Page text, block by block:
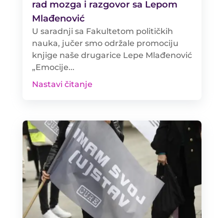
rad mozga i razgovor sa Lepom
Mlađenović
U saradnji sa Fakultetom političkih
nauka, jučer smo održale promociju
knjige naše drugarice Lepe Mlađenović
„Emocije...
Nastavi čitanje